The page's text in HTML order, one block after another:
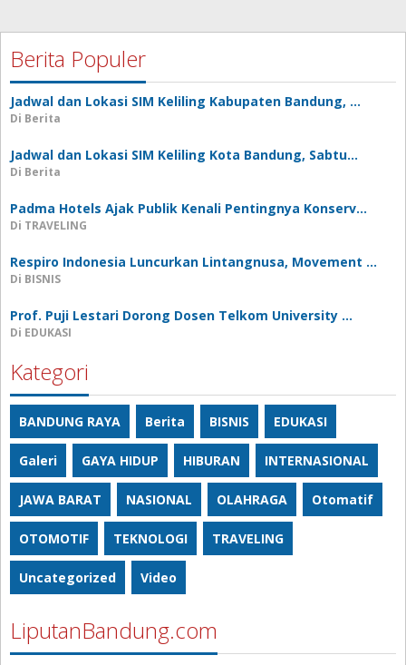
Berita Populer
Jadwal dan Lokasi SIM Keliling Kabupaten Bandung, …
Di Berita
Jadwal dan Lokasi SIM Keliling Kota Bandung, Sabtu…
Di Berita
Padma Hotels Ajak Publik Kenali Pentingnya Konserv…
Di TRAVELING
Respiro Indonesia Luncurkan Lintangnusa, Movement …
Di BISNIS
Prof. Puji Lestari Dorong Dosen Telkom University …
Di EDUKASI
Kategori
BANDUNG RAYA Berita BISNIS EDUKASI
Galeri GAYA HIDUP HIBURAN INTERNASIONAL
JAWA BARAT NASIONAL OLAHRAGA Otomatif
OTOMOTIF TEKNOLOGI TRAVELING
Uncategorized Video
LiputanBandung.com